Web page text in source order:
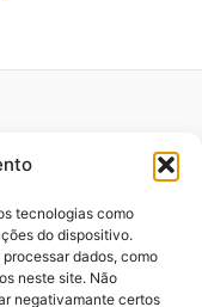
tecnologias como
do dispositivo.
dados, como
neste site. Não
negativamante certos